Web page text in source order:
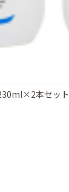
本セット